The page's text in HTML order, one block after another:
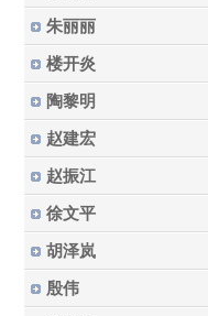
朱丽丽
楼开炎
陶黎明
赵建宏
赵振江
徐文平
胡泽岚
殷伟